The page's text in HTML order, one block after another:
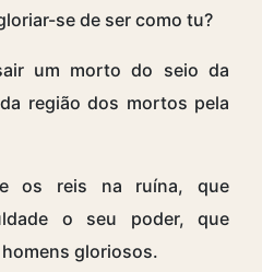
se de ser como tu?
um morto do seio da
região dos mortos pela
os reis na ruína, que
o seu poder, que
gloriosos.